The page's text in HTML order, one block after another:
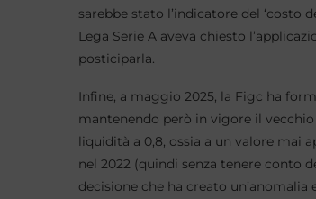
sarebbe stato l’indicatore del ‘costo
Lega Serie A aveva chiesto
posticiparla.
Infine, a maggio 2025, la Figc ha
mantenendo però in vigore il
liquidità a 0,8, ossia a un valore mai
nel 2022 (quindi senza tenere conto
decisione che ha creato